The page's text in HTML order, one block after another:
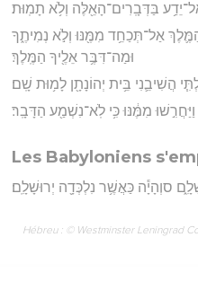
בַּדְּבָֽרִים־הָאֵ֖לֶּה וְלֹ֥א תָמֽוּת׃
אַל־תְּכַחֵ֥ד מִמֶּ֖נּוּ וְלֹ֣א נְמִיתֶ֑ךָ
וּמַה־דִּבֶּ֥ר אֵלֶ֖יךָ הַמֶּֽלֶךְ׃
הֲשִׁיבֵ֛נִי בֵּ֥ית יְהוֹנָתָ֖ן לָמ֥וּת שָֽׁם׃
מִמֶּ֔נּוּ כִּ֥י לֹֽא־נִשְׁמַ֖ע הַדָּבָֽר׃
Les Babyloniens
סוְהָיָ֕ה כַּאֲשֶׁ֥ר נִלְכְּדָ֖ה יְרוּשָׁלִָֽם׃
Hébreu : © Westminster Leningrad